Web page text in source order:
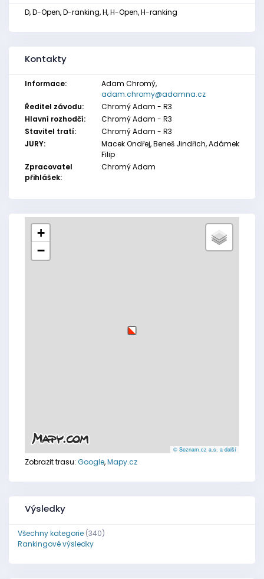
D, D-Open, D-ranking, H, H-Open, H-ranking
Kontakty
Informace:
Adam Chromý,
adam.chromy@adamna.cz
Ředitel závodu:
Chromý Adam - R3
Hlavní rozhodčí:
Chromý Adam - R3
Stavitel tratí:
Chromý Adam - R3
JURY:
Macek Ondřej, Beneš Jindřich, Adámek
Filip
Zpracovatel
přihlášek:
Chromý Adam
+
−
© Seznam.cz a.s. a další
Zobrazit trasu: Google,Mapy.cz
Výsledky
Všechny kategorie(340)
Rankingové výsledky